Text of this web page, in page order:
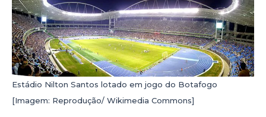
Estádio Nilton Santos lotado em jogo do Botafogo
[Imagem: Reprodução/ Wikimedia Commons]